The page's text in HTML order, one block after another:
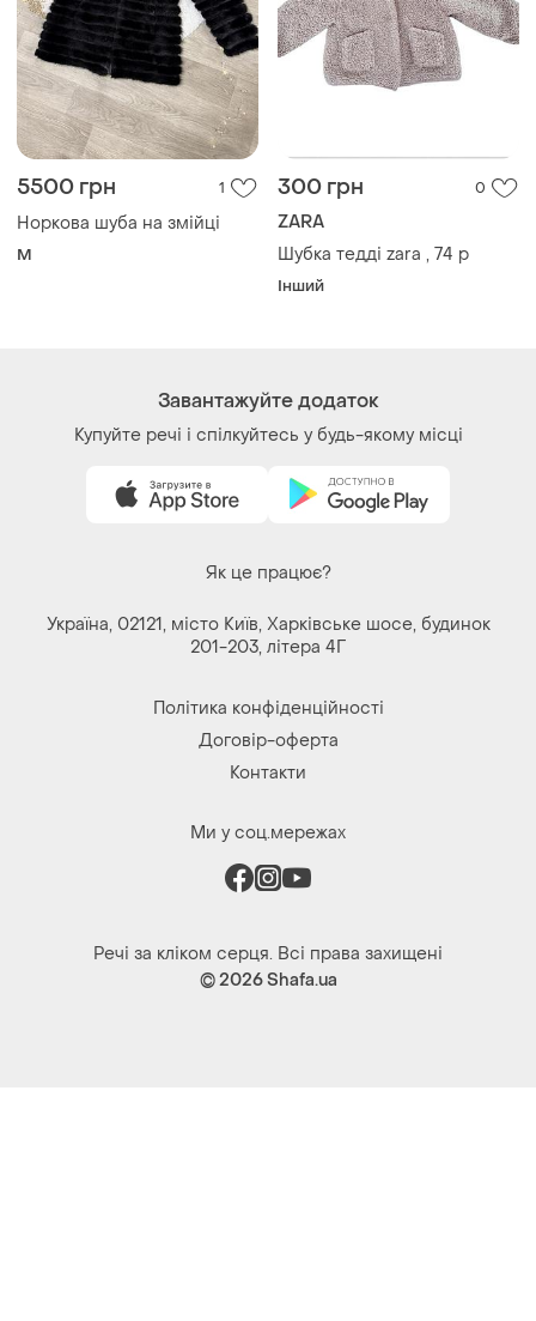
5500 грн 1
Норкова шуба на змійці
M
300 грн 0
ZARA
Шубка тедді zara , 74 р
Інший
Завантажуйте додаток
Купуйте речі і спілкуйтесь у будь-якому місці
Як це працює?
Україна, 02121, місто Київ, Харківське шосе, будинок
201-203, літера 4Г
Політика конфіденційності
Договір-оферта
Контакти
Ми у соц.мережах
Речі за кліком серця. Всі права захищені
© 2026Shafa.ua